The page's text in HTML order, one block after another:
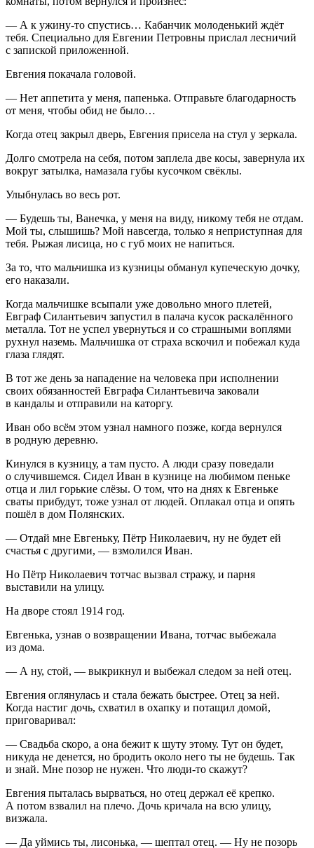
— А к ужину-то спустись… Кабанчик молоденький ждёт
тебя. Специально для Евгении Петровны прислал лесничий
с запиской приложенной.
Евгения покачала головой.
— Нет аппетита у меня, папенька. Отправьте благодарность
от меня, чтобы обид не было…
Когда отец закрыл дверь, Евгения присела на стул у зеркала.
Долго смотрела на себя, потом заплела две косы, завернула их
вокруг затылка, намазала губы кусочком свёклы.
Улыбнулась во весь рот.
— Будешь ты, Ванечка, у меня на виду, никому тебя не отдам.
Мой ты, слышишь? Мой навсегда, только я неприступная для
тебя. Рыжая лисица, но с губ моих не напиться.
За то, что мальчишка из кузницы обманул купеческую дочку,
его наказали.
Когда мальчишке всыпали уже довольно много плетей,
Евграф Силантьевич запустил в палача кусок раскалённого
металла. Тот не успел увернуться и со страшными воплями
рухнул наземь. Мальчишка от страха вскочил и побежал куда
глаза глядят.
В тот же день за нападение на человека при исполнении
своих обязанностей Евграфа Силантьевича заковали
в кандалы и отправили на каторгу.
Иван обо всём этом узнал намного позже, когда вернулся
в родную деревню.
Кинулся в кузницу, а там пусто. А люди сразу поведали
о случившемся. Сидел Иван в кузнице на любимом пеньке
отца и лил горькие слёзы. О том, что на днях к Евгеньке
сваты прибудут, тоже узнал от людей. Оплакал отца и опять
пошёл в дом Полянских.
— Отдай мне Евгеньку, Пётр Николаевич, ну не будет ей
счастья с другими, — взмолился Иван.
Но Пётр Николаевич тотчас вызвал стражу, и парня
выставили на улицу.
На дворе стоял 1914 год.
Евгенька, узнав о возвращении Ивана, тотчас выбежала
из дома.
— А ну, стой, — выкрикнул и выбежал следом за ней отец.
Евгения оглянулась и стала бежать быстрее. Отец за ней.
Когда настиг дочь, схватил в охапку и потащил домой,
приговаривал:
— Свадьба скоро, а она бежит к шуту этому. Тут он будет,
никуда не денется, но бродить около него ты не будешь. Так
и знай. Мне позор не нужен. Что люди-то скажут?
Евгения пыталась вырваться, но отец держал её крепко.
А потом взвалил на плечо. Дочь кричала на всю улицу,
визжала.
— Да уймись ты, лисонька, — шептал отец. — Ну не позорь